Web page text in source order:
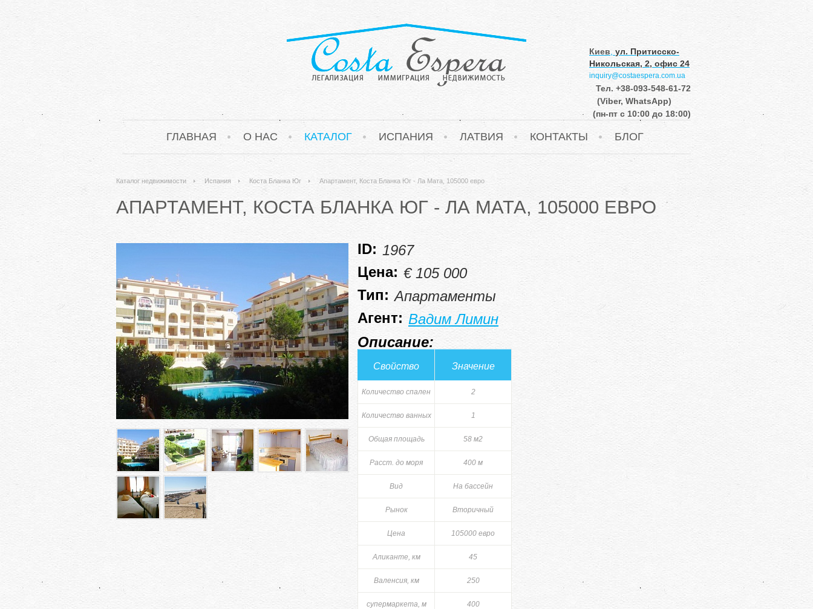
Киев ул. Притисско-
Никольская, 2, офис 24
inquiry@costaespera.com.ua
Тел. +38-093-548-61-72
(Viber, WhatsApp)
(пн-пт с 10:00 до 18:00)
ГЛАВНАЯ О НАС КАТАЛОГ ИСПАНИЯ ЛАТВИЯ КОНТАКТЫ БЛОГ
Каталог недвижимости Испания Коста Бланка Юг Апартамент, Коста Бланка Юг - Ла Мата, 105000 евро
АПАРТАМЕНТ, КОСТА БЛАНКА ЮГ - ЛА МАТА, 105000 ЕВРО
ID: 1967
Цена: € 105 000
Тип: Апартаменты
Агент: Вадим Лимин
Описание:
Свойство Значение
Количество спален 2
Количество ванных 1
Общая площадь 58 м2
Расст. до моря 400 м
Вид На бассейн
Рынок Вторичный
Цена 105000 евро
Аликанте, км 45
Валенсия, км 250
супермаркета, м 400